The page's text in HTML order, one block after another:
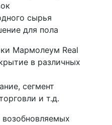
сырья
для пола
Мармолеум Real
в различных
сегмент
и т.д.